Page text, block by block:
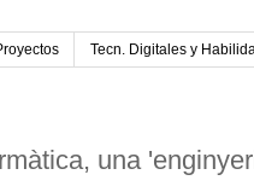
Tecn. Digitales y
una